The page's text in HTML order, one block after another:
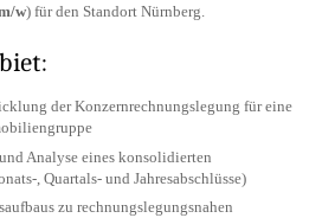
w) für den Standort Nürnberg.
der Konzernrechnungslegung für eine
Analyse eines konsolidierten
, Quartals- und Jahresabschlüsse)
zu rechnungslegungsnahen